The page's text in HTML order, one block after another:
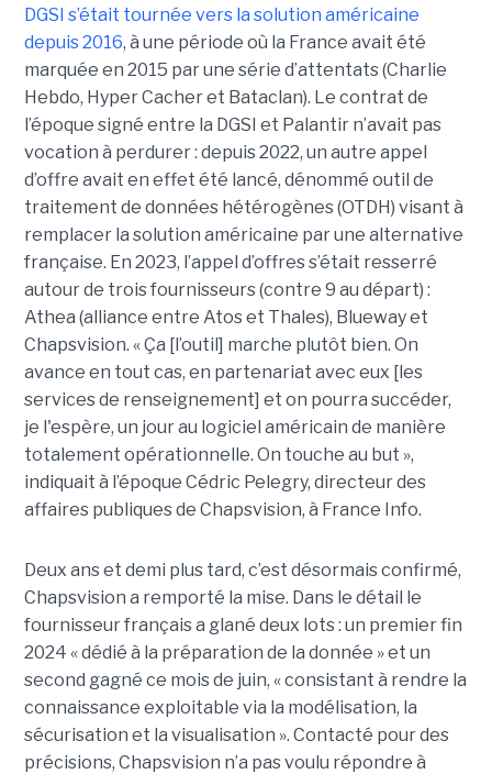
DGSI s’était tournée vers la solution américaine
depuis 2016, à une période où la France avait été
marquée en 2015 par une série d’attentats (Charlie
Hebdo, Hyper Cacher et Bataclan). Le contrat de
l’époque signé entre la DGSI et Palantir n’avait pas
vocation à perdurer : depuis 2022, un autre appel
d’offre avait en effet été lancé, dénommé outil de
traitement de données hétérogènes (OTDH) visant à
remplacer la solution américaine par une alternative
française. En 2023, l’appel d’offres s’était resserré
autour de trois fournisseurs (contre 9 au départ) :
Athea (alliance entre Atos et Thales), Blueway et
Chapsvision. « Ça [l’outil] marche plutôt bien. On
avance en tout cas, en partenariat avec eux [les
services de renseignement] et on pourra succéder,
je l'espère, un jour au logiciel américain de manière
totalement opérationnelle. On touche au but »,
indiquait à l’époque Cédric Pelegry, directeur des
affaires publiques de Chapsvision, à France Info.
Deux ans et demi plus tard, c’est désormais confirmé,
Chapsvision a remporté la mise. Dans le détail le
fournisseur français a glané deux lots : un premier fin
2024 « dédié à la préparation de la donnée » et un
second gagné ce mois de juin, « consistant à rendre la
connaissance exploitable via la modélisation, la
sécurisation et la visualisation ». Contacté pour des
précisions, Chapsvision n’a pas voulu répondre à